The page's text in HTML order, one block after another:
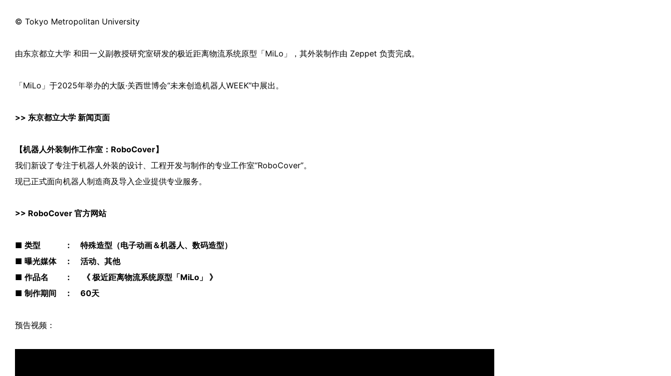
© Tokyo Metropolitan University
由东京都立大学 和田一义副教授研究室研发的极近距离物流系统原型「MiLo」，其外装制作由 Zeppet 负责完成。
「MiLo」于2025年举办的大阪·关西世博会“未来创造机器人WEEK”中展出。
>> 东京都立大学 新闻页面
【机器人外装制作工作室：RoboCover】
我们新设了专注于机器人外装的设计、工程开发与制作的专业工作室“RoboCover”。
现已正式面向机器人制造商及导入企业提供专业服务。
>> RoboCover 官方网站
■ 类型 ： 特殊造型（电子动画＆机器人、数码造型）
■ 曝光媒体 ： 活动、其他
■ 作品名 ： 《 极近距离物流系统原型「MiLo」 》
■ 制作期间 ： 60天
预告视频：